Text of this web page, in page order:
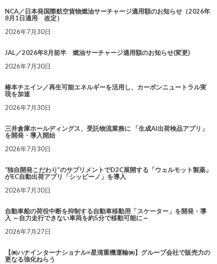
NCA／日本発国際航空貨物燃油サーチャージ適用額のお知らせ（2026年
8月1日適用 改定）
2026年7月30日
JAL／2026年8月前半 燃油サーチャージ適用額のお知らせ(変更)
2026年7月30日
椿本チエイン／再生可能エネルギーを活用し、カーボンニュートラル実
現を加速
2026年7月30日
三井倉庫ホールディングス、受託物流業務に 「生成AI出荷検品アプリ」
を開発・導入開始
2026年7月30日
“独自開発こだわり”のサプリメントでD2C展開する「ウェルモット製薬」
がEC自動出荷アプリ「シッピーノ」を導入
2026年7月30日
自動車船の荷役中断を抑制する自動車移動用「スケーター」を開発・導
入 ～自力走行できない車両を約5分で移動可能に～
2026年7月27日
【㈱ハナインターナショナル×星清重機運輸㈱】グループ会社で販売力の
更なる強化ねらう